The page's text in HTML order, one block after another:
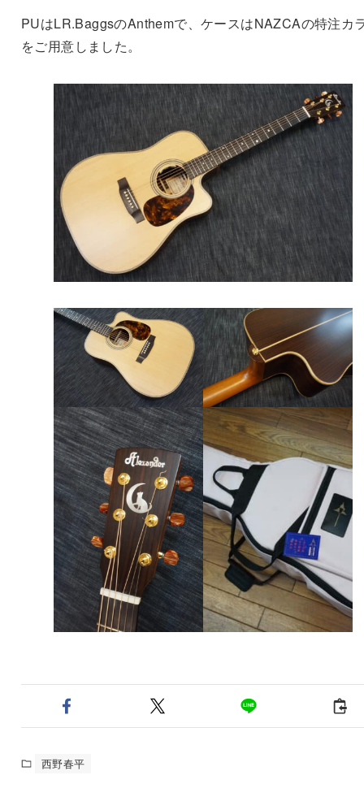
PUはLR.BaggsのAnthemで、ケースはNAZCAの特注カ
をご用意しました。
西野春平